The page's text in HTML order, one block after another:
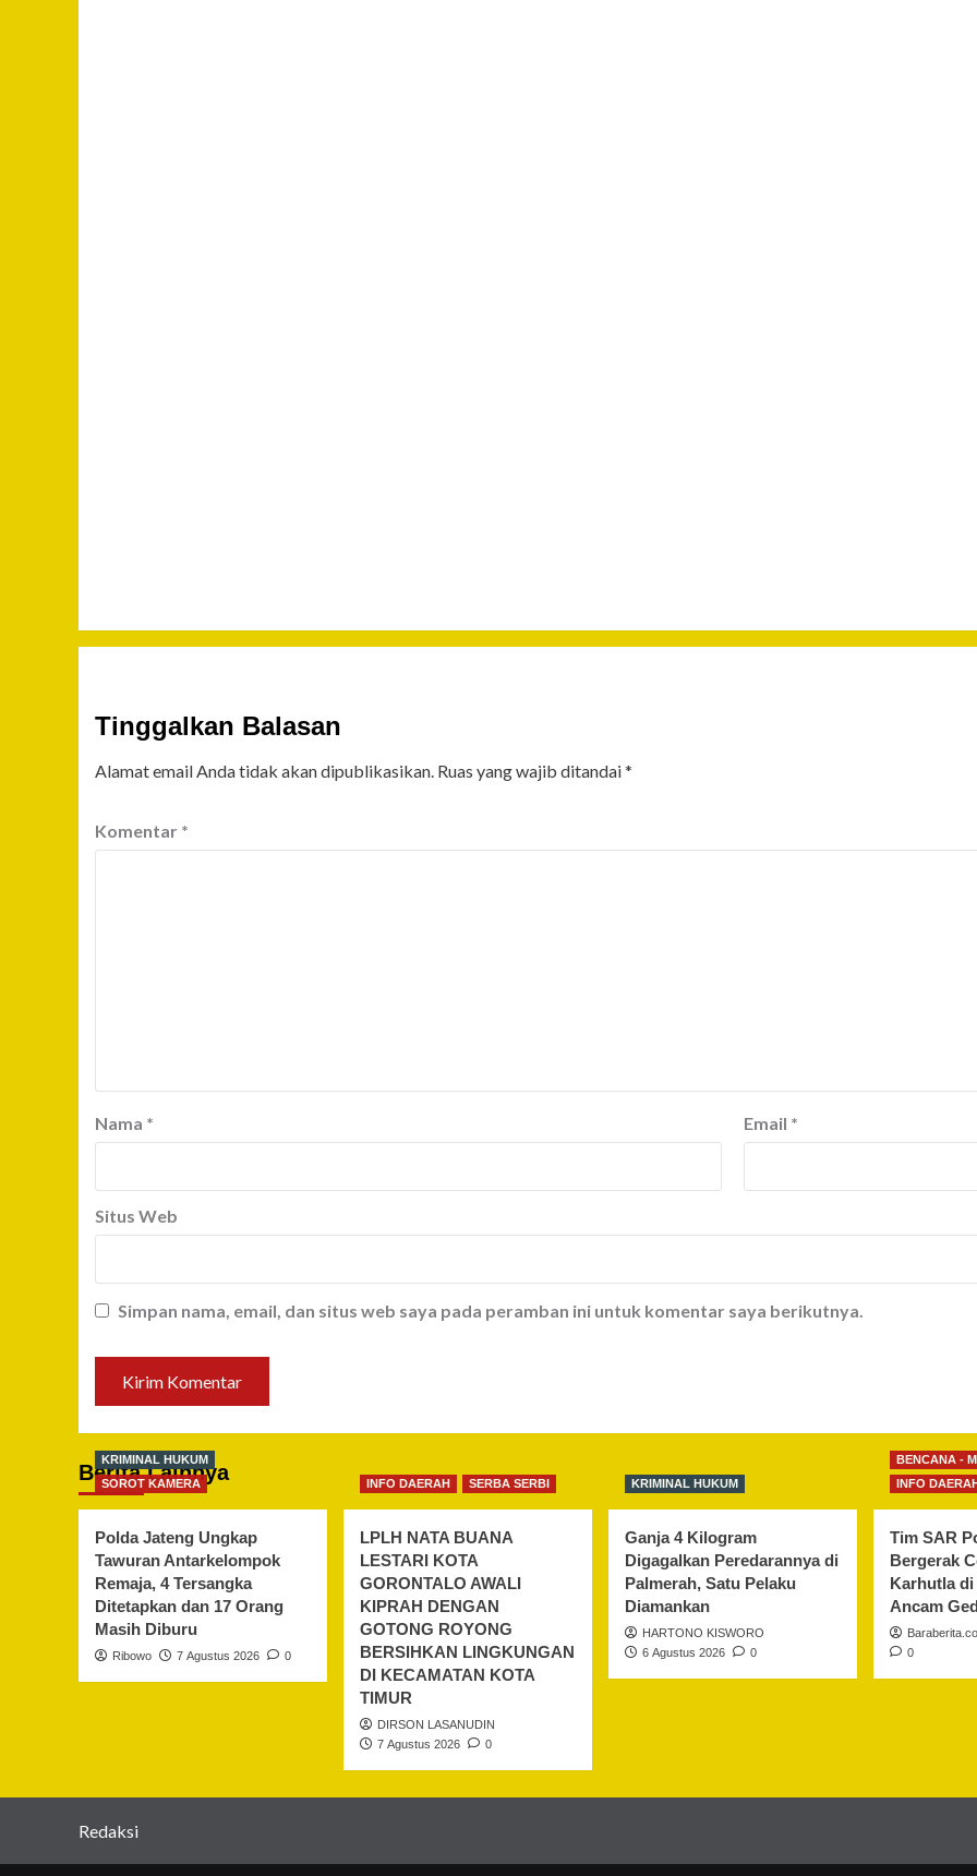
Tinggalkan Balasan
Alamat email Anda tidak akan dipublikasikan. Ruas yang wajib ditandai*
Komentar *
Nama * Email *
Situs Web
Simpan nama, email, dan situs web saya pada peramban ini untuk komentar saya berikutnya.
Berita Lainnya
KRIMINAL HUKUM
SOROT KAMERA
Polda Jateng Ungkap
Tawuran Antarkelompok
Remaja, 4 Tersangka
Ditetapkan dan 17 Orang
Masih Diburu
Ribowo 7 Agustus 2026 0
INFO DAERAH SERBA SERBI
LPLH NATA BUANA
LESTARI KOTA
GORONTALO AWALI
KIPRAH DENGAN
GOTONG ROYONG
BERSIHKAN LINGKUNGAN
DI KECAMATAN KOTA
TIMUR
DIRSON LASANUDIN
7 Agustus 2026
0
KRIMINAL HUKUM
Ganja 4 Kilogram
Digagalkan Peredarannya di
Palmerah, Satu Pelaku
Diamankan
HARTONO KISWORO
6 Agustus 2026
0
BENCANA -
INFO DAERAH
Tim SAR
Bergerak
Karhutla
Ancam
0
Redaksi